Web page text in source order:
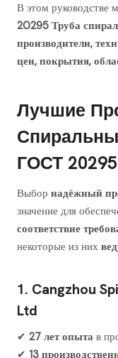
В этом руководстве
20295 Труба
производители,
цен, покрытия,
Лучшие
ГОСТ 20295
Выбор надёжный
значение для
соответствие
некоторые из них
1. Cangzhou
Ltd
✔ 27 лет опыта в
✔ 13